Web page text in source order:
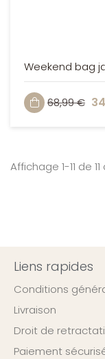
Weekend bag
68,99 €
Affichage 1-11 de
Liens rapides
Conditions
Livraison
Droit de
Paiement